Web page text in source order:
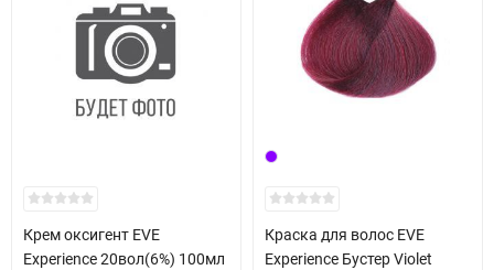
Крем оксигент EVE
Experience 20вол(6%) 100мл
Краска для волос EVE
Experience Бустер Violet